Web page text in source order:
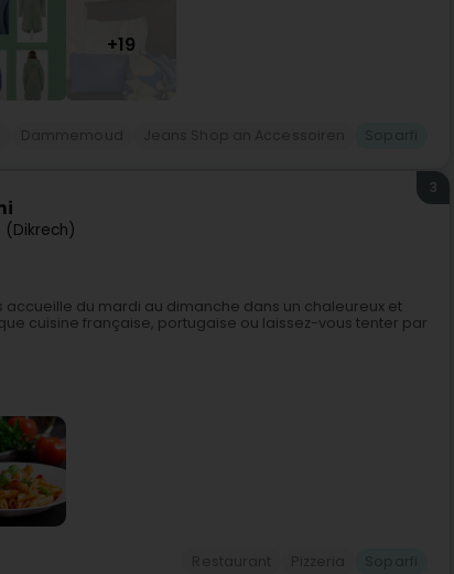
+19
(Dikrech)
3
accueille du mardi au dimanche dans un chaleureux et
cuisine française, portugaise ou laissez-vous tenter par